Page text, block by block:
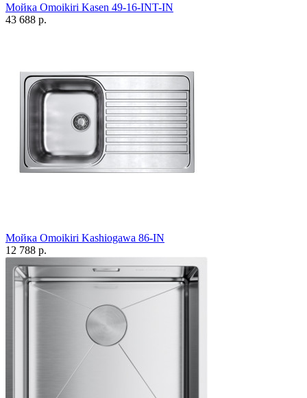
Мойка Omoikiri Kasen 49-16-INT-IN
43 688 р.
Мойка Omoikiri Kashiogawa 86-IN
12 788 р.